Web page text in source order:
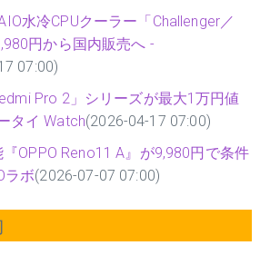
水冷CPUクーラー「Challenger／
円から国内販売へ -
07:00)
Pro 2」シリーズが最大1万円値
タイ Watch(2026-04-17 07:00)
OPPO Reno11 A』が9,980円で条件
ラボ(2026-07-07 07:00)